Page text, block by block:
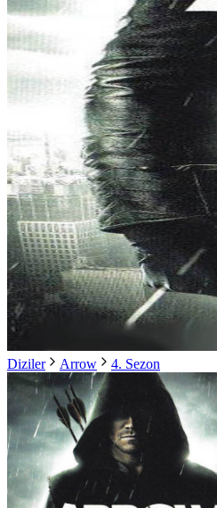
Diziler Arrow 4. Sezon